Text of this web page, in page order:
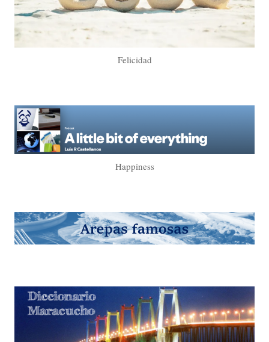
Felicidad
Happiness